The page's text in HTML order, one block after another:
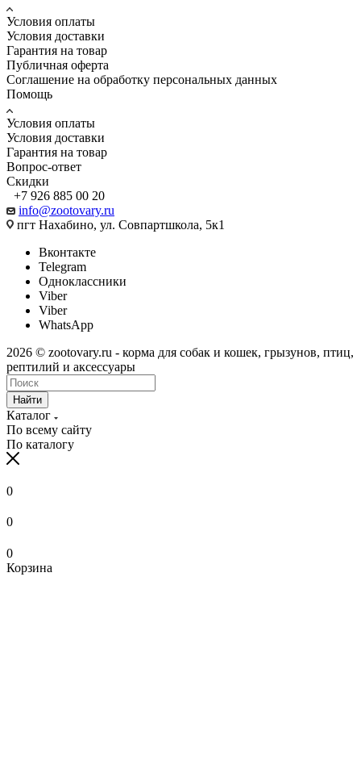
Условия оплаты
Условия доставки
Гарантия на товар
Публичная оферта
Соглашение на обработку персональных данных
Помощь
Условия оплаты
Условия доставки
Гарантия на товар
Вопрос-ответ
Скидки
+7 926 885 00 20
info@zootovary.ru
пгт Нахабино, ул. Совпартшкола, 5к1
Вконтакте
Telegram
Одноклассники
Viber
Viber
WhatsApp
2026 © zootovary.ru - корма для собак и кошек, грызунов, птиц,
рептилий и аксессуары
Найти
Каталог
По всему сайту
По каталогу
0
0
0
Корзина